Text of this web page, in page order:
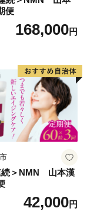
便
168,000円
続＞NMN 山本漢
42,000円